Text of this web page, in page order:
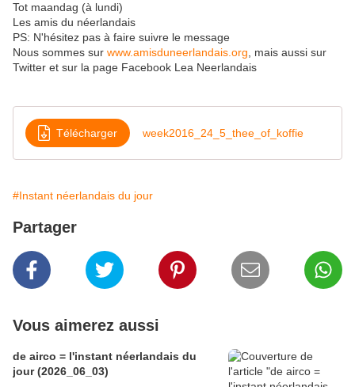
Tot maandag (à lundi)
Les amis du néerlandais
PS: N'hésitez pas à faire suivre le message
Nous sommes sur www.amisduneerlandais.org , mais aussi sur
Twitter et sur la page Facebook Lea Neerlandais
Télécharger week2016_24_5_thee_of_koffie
#Instant néerlandais du jour
Partager
Vous aimerez aussi
de airco = l'instant néerlandais du
jour (2026_06_03)